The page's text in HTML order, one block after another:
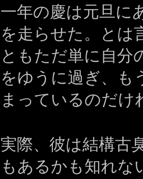
一年の慶は元旦に
を走らせた。とは
ともただ単に自分
をゆうに過ぎ、も
まっているのだけ
実際、彼は結構古
もあるかも知れな